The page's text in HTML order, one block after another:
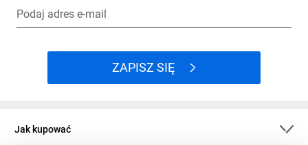
Podaj adres e-mail
ZAPISZ SIĘ
Jak kupować